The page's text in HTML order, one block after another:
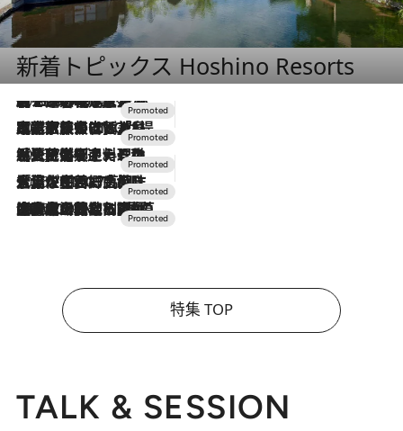
新着トピックス Hoshino Resorts
2026.8.7
【トンボの足水浴】ヒノキの香りに包まれて涼感マックス！約13℃の湧水かけ流しを避暑地「星野温泉 トンボの湯」で体験
2026.7.31
【ホテル帰省】という選択肢をOMOが提案。家族とほどよい距離を保つには「昼は実家、夜は気兼ねなくホテルで！」
2026.7.24
【夏限定ディナーコース】旬を迎える稚鮎や花ズッキーニなどをイタリア・トスカーナの郷土料理の手法で満喫！
2026.7.17
「土佐和ハーブかき氷」がOMO7高知に登場！生姜、山椒、大葉など目にも舌にも涼を呼ぶ郷土の味
2026.7.10
NEW OPEN！【界 草津】名湯の地に誕生。趣の異なる2種の温泉と上州ならではの会席・蕎麦割烹など美食を味わう究極の癒やし旅
特集 TOP
TALK & SESSION